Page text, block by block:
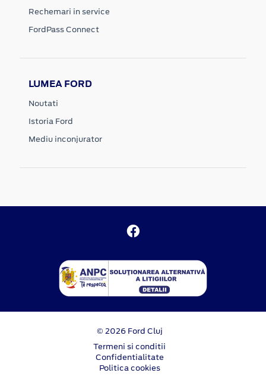
Rechemari in service
FordPass Connect
LUMEA FORD
Noutati
Istoria Ford
Mediu inconjurator
© 2026 Ford Cluj
Termeni si conditii
Confidentialitate
Politica cookies